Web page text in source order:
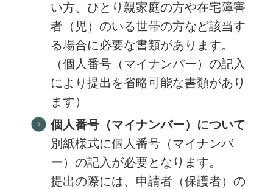
い方、ひとり親家庭の方や在宅障害
者（児）のいる世帯の方など該当す
る場合に必要な書類があります。
（個人番号（マイナンバー）の記入
により提出を省略可能な書類があり
ます）
個人番号（マイナンバー）について
別紙様式に個人番号（マイナンバ
ー）の記入が必要となります。
提出の際には、申請者（保護者）の